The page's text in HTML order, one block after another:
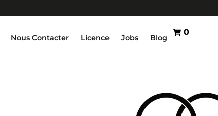
Nous Contacter Licence Jobs Blog
0